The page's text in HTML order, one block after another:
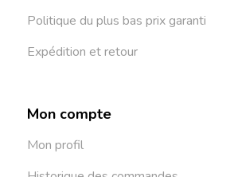
Politique du plus bas prix garanti
Expédition et retour
Mon compte
Mon profil